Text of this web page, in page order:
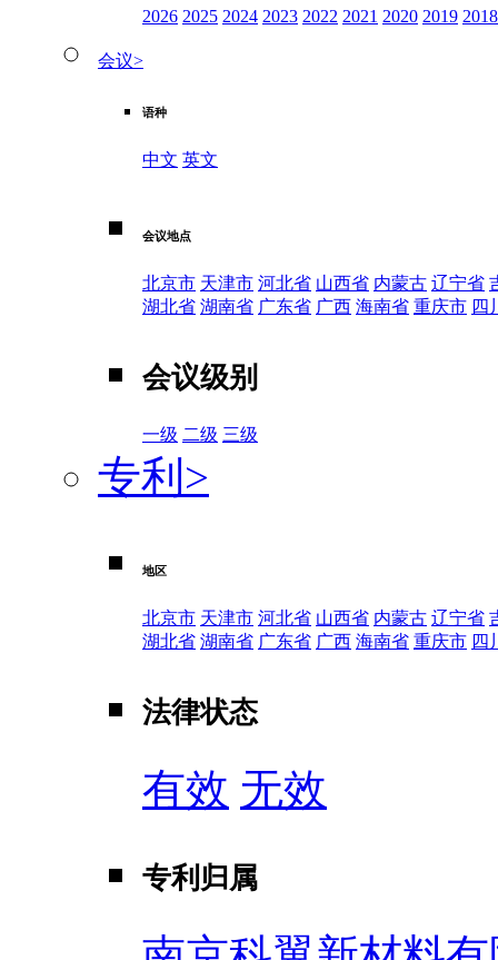
2026 2025 2024 2023 2022 2021 2020 2019 2018
会议>
语种
中文 英文
会议地点
北京市 天津市 河北省 山西省 内蒙古 辽宁省
湖北省 湖南省 广东省 广西 海南省 重庆市 四
会议级别
一级 二级 三级
专利 >
地区
北京市 天津市 河北省 山西省 内蒙古 辽宁省
湖北省 湖南省 广东省 广西 海南省 重庆市 四
法律状态
有效 无效
专利归属